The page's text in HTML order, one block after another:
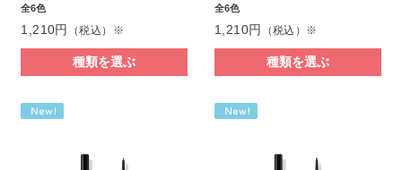
全6色
1,210円 （税込）※
種類を選ぶ
全6色
1,210円 （税込）※
種類を選ぶ